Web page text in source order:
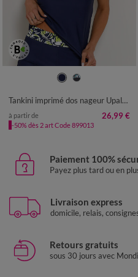
42 44 46
Tankini imprimé dos nageur Upala - coques amovibles
à partir de 26,99 €
-50% dès 2 art Code 899013
Paiement 100%
Payez plus tard ou en
Livraison express
domicile, relais,
Retours gratuits
sous 30 jours avec